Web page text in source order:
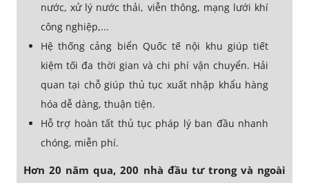
nước, xử lý nước thải, viễn thông, mạng lưới khí
công nghiệp,...
Hệ thống cảng biển Quốc tế nội khu giúp tiết
kiệm tối đa thời gian và chi phí vận chuyển. Hải
quan tại chỗ giúp thủ tục xuất nhập khẩu hàng
hóa dễ dàng, thuận tiện.
Hỗ trợ hoàn tất thủ tục pháp lý ban đầu nhanh
chóng, miễn phí.
Hơn 20 năm qua, 200 nhà đầu tư trong và ngoài